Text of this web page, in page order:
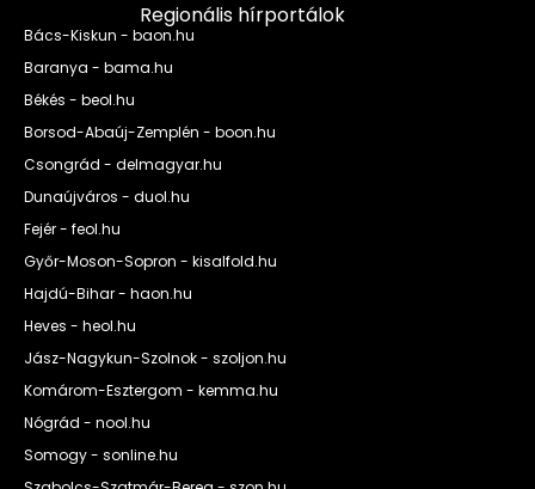
Regionális hírportálok
Bács-Kiskun - baon.hu
Baranya - bama.hu
Békés - beol.hu
Borsod-Abaúj-Zemplén - boon.hu
Csongrád - delmagyar.hu
Dunaújváros - duol.hu
Fejér - feol.hu
Győr-Moson-Sopron - kisalfold.hu
Hajdú-Bihar - haon.hu
Heves - heol.hu
Jász-Nagykun-Szolnok - szoljon.hu
Komárom-Esztergom - kemma.hu
Nógrád - nool.hu
Somogy - sonline.hu